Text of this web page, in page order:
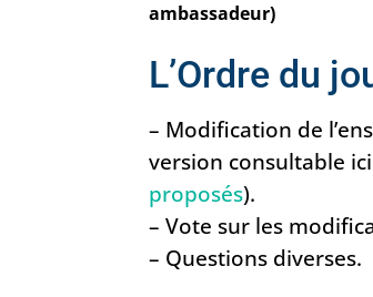
ambassadeur)
L’Ordre du
– Modification de
version consultable
proposés).
– Vote sur les
– Questions diverses.